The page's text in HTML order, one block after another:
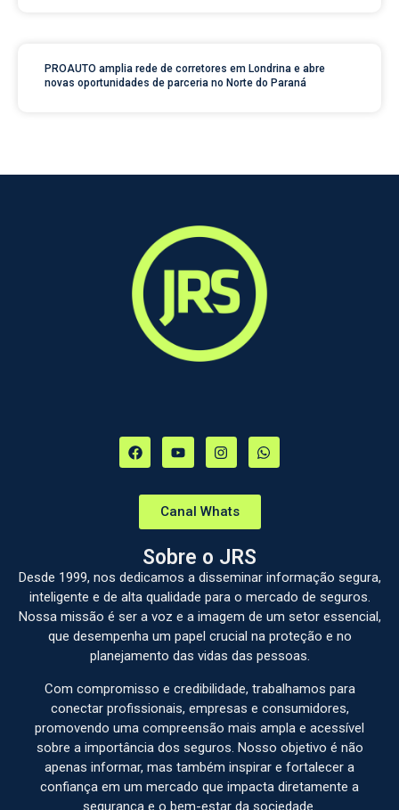
PROAUTO amplia rede de corretores em Londrina e abre
novas oportunidades de parceria no Norte do Paraná
Canal Whats
Sobre o JRS
Desde 1999, nos dedicamos a disseminar informação segura,
inteligente e de alta qualidade para o mercado de seguros.
Nossa missão é ser a voz e a imagem de um setor essencial,
que desempenha um papel crucial na proteção e no
planejamento das vidas das pessoas.
Com compromisso e credibilidade, trabalhamos para
conectar profissionais, empresas e consumidores,
promovendo uma compreensão mais ampla e acessível
sobre a importância dos seguros. Nosso objetivo é não
apenas informar, mas também inspirar e fortalecer a
confiança em um mercado que impacta diretamente a
segurança e o bem-estar da sociedade.